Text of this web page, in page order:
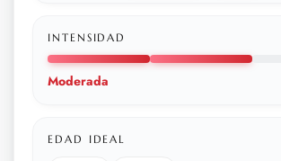
INTENSIDAD
Moderada
EDAD IDEAL